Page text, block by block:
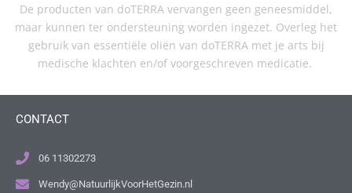
De producten van doTERRA vervangen geen geneesmiddel,
maar kunnen ter ondersteuning worden ingezet. Overleg het
gebruik van essentiële oliën van doTERRA met je arts bij
medische klachten en/of voorgeschreven medicatie.
CONTACT
06 11302273
Wendy@NatuurlijkVoorHetGezin.nl